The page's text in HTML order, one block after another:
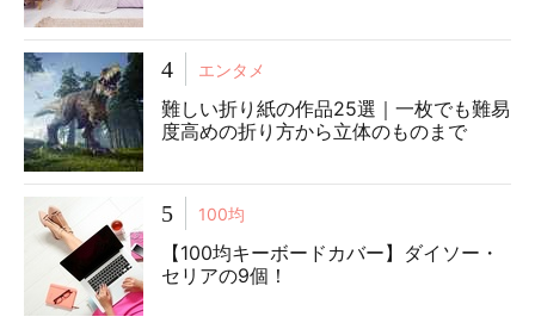
4 エンタメ
難しい折り紙の作品25選｜一枚でも難易
度高めの折り方から立体のものまで
5 100均
【100均キーボードカバー】ダイソー・
セリアの9個！